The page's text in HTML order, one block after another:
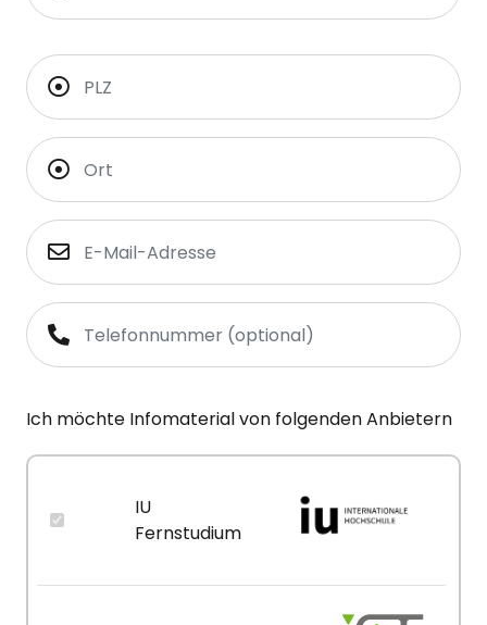
Ich möchte Infomaterial von folgenden Anbietern
IU
Fernstudium